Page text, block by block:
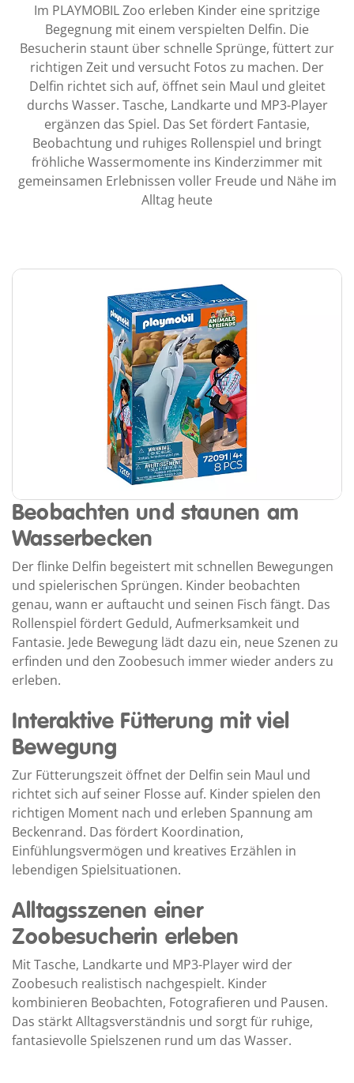
Im PLAYMOBIL Zoo erleben Kinder eine spritzige
Begegnung mit einem verspielten Delfin. Die
Besucherin staunt über schnelle Sprünge, füttert zur
richtigen Zeit und versucht Fotos zu machen. Der
Delfin richtet sich auf, öffnet sein Maul und gleitet
durchs Wasser. Tasche, Landkarte und MP3-Player
ergänzen das Spiel. Das Set fördert Fantasie,
Beobachtung und ruhiges Rollenspiel und bringt
fröhliche Wassermomente ins Kinderzimmer mit
gemeinsamen Erlebnissen voller Freude und Nähe im
Alltag heute
Beobachten und staunen am
Wasserbecken
Der flinke Delfin begeistert mit schnellen Bewegungen
und spielerischen Sprüngen. Kinder beobachten
genau, wann er auftaucht und seinen Fisch fängt. Das
Rollenspiel fördert Geduld, Aufmerksamkeit und
Fantasie. Jede Bewegung lädt dazu ein, neue Szenen zu
erfinden und den Zoobesuch immer wieder anders zu
erleben.
Interaktive Fütterung mit viel
Bewegung
Zur Fütterungszeit öffnet der Delfin sein Maul und
richtet sich auf seiner Flosse auf. Kinder spielen den
richtigen Moment nach und erleben Spannung am
Beckenrand. Das fördert Koordination,
Einfühlungsvermögen und kreatives Erzählen in
lebendigen Spielsituationen.
Alltagsszenen einer
Zoobesucherin erleben
Mit Tasche, Landkarte und MP3-Player wird der
Zoobesuch realistisch nachgespielt. Kinder
kombinieren Beobachten, Fotografieren und Pausen.
Das stärkt Alltagsverständnis und sorgt für ruhige,
fantasievolle Spielszenen rund um das Wasser.